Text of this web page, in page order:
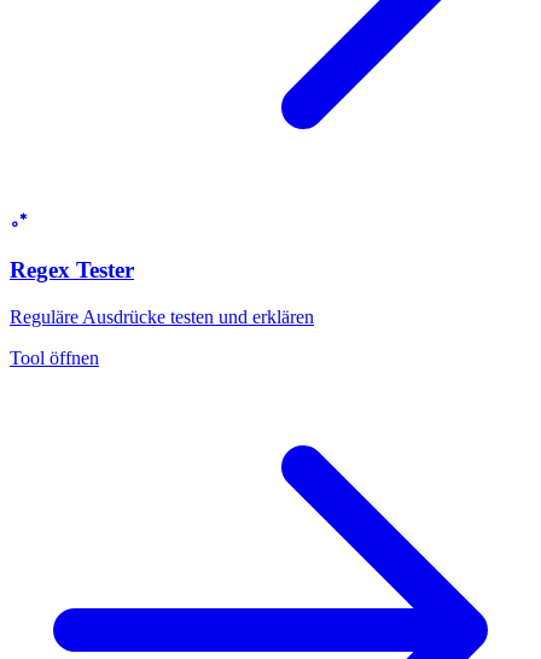
Regex Tester
Reguläre Ausdrücke testen und erklären
Tool öffnen